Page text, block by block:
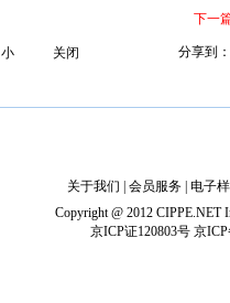
下一
小 关闭 分享到：
关于我们 会员服务| 电子
Copyright @ 2012 CIPPE.NET
京ICP证120803号 京